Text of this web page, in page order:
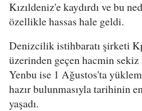
Kızıldeniz'e kaydırdı ve bu
özellikle hassas hale geldi.
Denizcilik istihbaratı şirketi
üzerinden geçen hacmin sekiz
Yenbu ise 1 Ağustos'ta
hazır bulunmasıyla tarihinin
yaşadı.